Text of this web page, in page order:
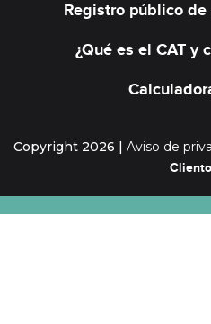
Registro público
¿Qué es el CAT y
Copyright 2026 | Aviso de